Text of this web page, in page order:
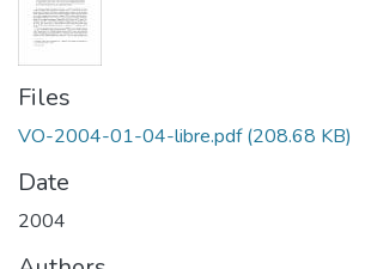
Files
VO-2004-01-04-libre.pdf(208.68 KB)
Date
2004